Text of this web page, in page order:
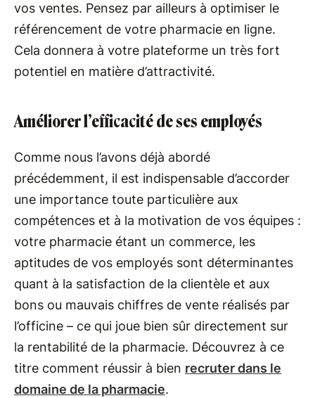
vos ventes. Pensez par ailleurs à optimiser le
référencement de votre pharmacie en ligne.
Cela donnera à votre plateforme un très fort
potentiel en matière d’attractivité.
Améliorer l’efficacité de ses employés
Comme nous l’avons déjà abordé
précédemment, il est indispensable d’accorder
une importance toute particulière aux
compétences et à la motivation de vos équipes :
votre pharmacie étant un commerce, les
aptitudes de vos employés sont déterminantes
quant à la satisfaction de la clientèle et aux
bons ou mauvais chiffres de vente réalisés par
l’officine – ce qui joue bien sûr directement sur
la rentabilité de la pharmacie. Découvrez à ce
titre comment réussir à bien recruter dans le
domaine de la pharmacie.